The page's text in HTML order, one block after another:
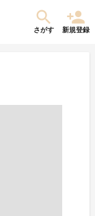
さがす 新規登録